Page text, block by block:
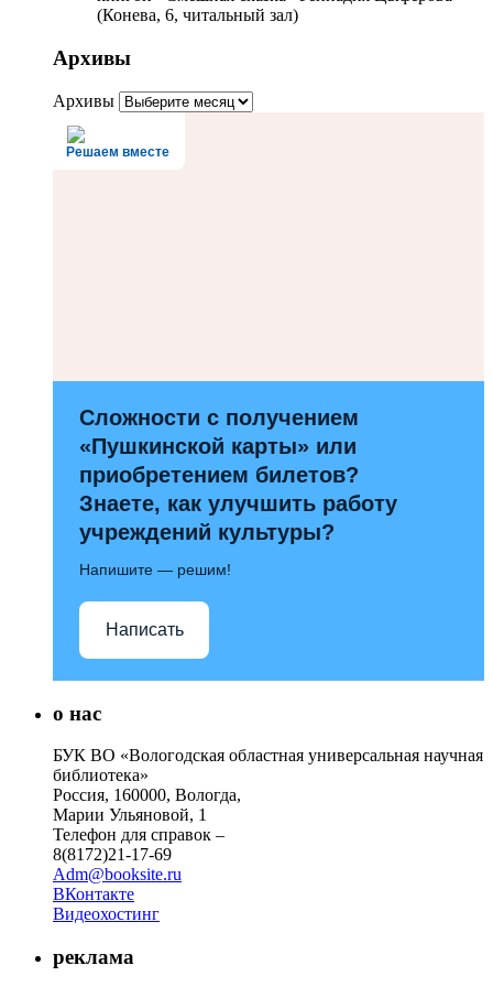
(Конева, 6, читальный зал)
Архивы
Архивы
Решаем вместе
Сложности с получением
«Пушкинской карты» или
приобретением билетов?
Знаете, как улучшить работу
учреждений культуры?
Напишите — решим!
Написать
о нас
БУК ВО «Вологодская областная универсальная научная
библиотека»
Россия, 160000, Вологда,
Марии Ульяновой, 1
Телефон для справок –
8(8172)21-17-69
Adm@booksite.ru
ВКонтакте
Видеохостинг
реклама